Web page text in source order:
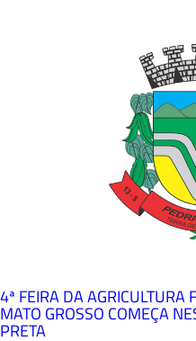
4ª FEIRA DA AGRICULTURA
MATO GROSSO COMEÇA
PRETA